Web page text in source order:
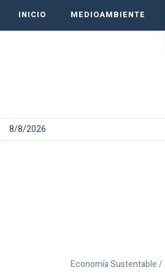
INICIO MEDIOAMBIENTE
8/8/2026
Economía Sustentable /